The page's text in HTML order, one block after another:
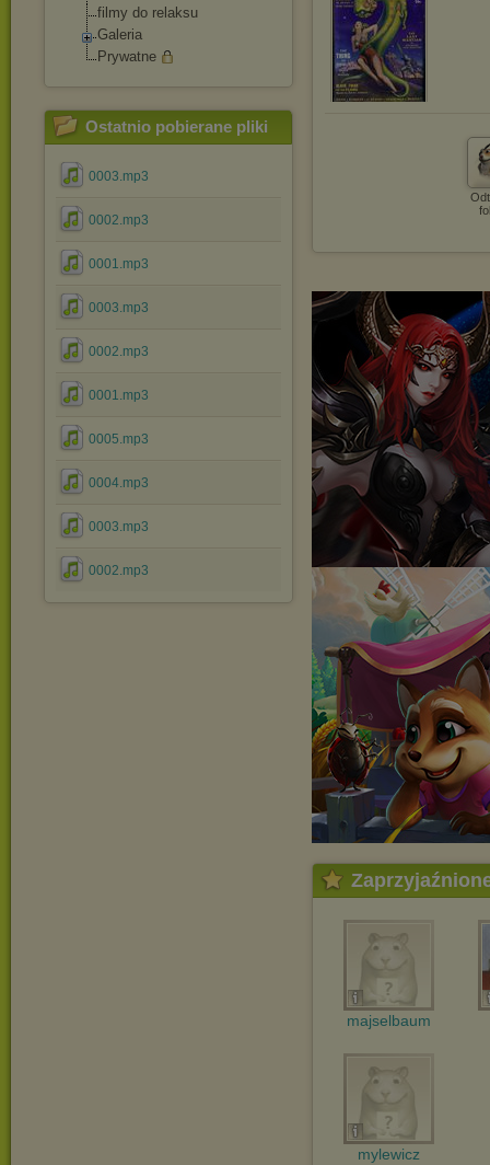
filmy do relaksu
Galeria
Prywatne
Ostatnio pobierane pliki
0003.mp3
0002.mp3
0001.mp3
0003.mp3
0002.mp3
0001.mp3
0005.mp3
0004.mp3
0003.mp3
0002.mp3
majselbaum
mylewicz